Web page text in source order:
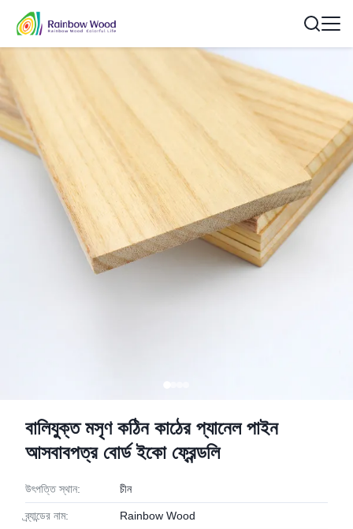
বালিযুক্ত মসৃণ কঠিন কাঠের প্যানেল পাইন
আসবাবপত্র বোর্ড ইকো ফ্রেন্ডলি
উৎপত্তি স্থান: চীন
ব্র্যান্ডের নাম: Rainbow Wood